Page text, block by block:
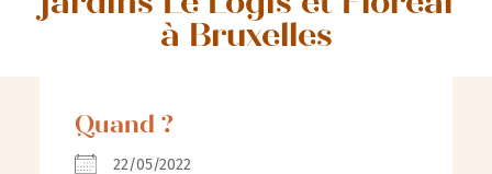
à Bruxelles
Quand ?
22/05/2022